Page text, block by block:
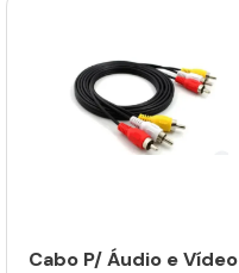
Cabo P/ Áudio e Vídeo